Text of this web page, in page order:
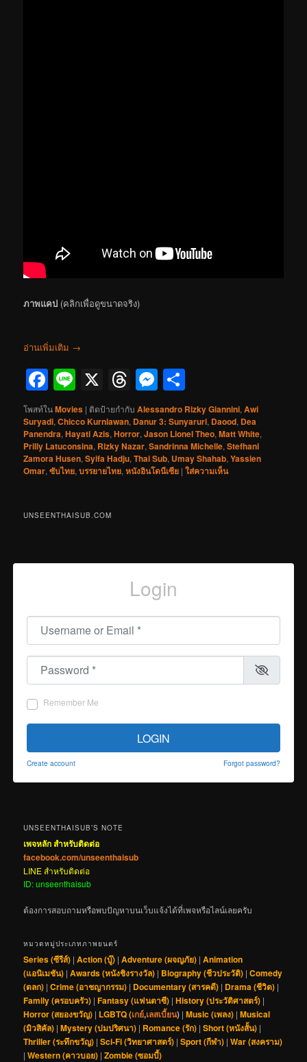
ภาพแคป (คลิกเพื่อดูขนาดจริง)
อ่านเพิ่มเติม →
Facebook
Line
X Threads
Messenger
โพสท์ในMovies | ติดป้ายกำกับ Alessandro Rizky Giannini,Awi
Suryadi,Chicco Kurniawan, Danur 3: Sunyaruri, Daood, Dea
Panendra,Hayati Azis,Horror,Jason Lionel Theo,Matt White,
Prilly Latuconsina, Rizky Nazar,Sandrinna Michelle,Stefhani
Zamora Husen,Syifa Hadju,Thai Sub, Umay Shahab,Yassien
Omar,ซับไทย,บรรยายไทย,หนังอินโดนีเซีย |ใส่ความเห็น
UNSEENTHAISUB.COM
Login
Username or Email
Password
Remember Me
LOGIN
Create account Forgot password?
UNSEENTHAISUB’S NOTE
เพจหลัก สำหรับติดต่อ
facebook.com/unseenthaisub
LINE สำหรับติดต่อ
ID: unseenthaisub
ต้องการสอบถามหรือพบปัญหาบนเว็บแจ้งได้ที่เพจหรือไลน์เลยครับ
หมวดหมู่ประเภทภาพยนตร์
Series (ซีรีส์) |Action (บู๊) |Adventure (ผจญภัย) |Animation
(แอนิเมชัน) |Awards (หนังชิงรางวัล) | Biography (ชีวประวัติ) |Comedy
(ตลก) |Crime (อาชญากรรม) | Documentary (สารคดี) | Drama (ชีวิต) |
Family (ครอบครัว) |Fantasy (แฟนตาซี) |History (ประวัติศาสตร์) |
Horror (สยองขวัญ) | LGBTQ (เกย์,เลสเบี้ยน) |Music (เพลง) |Musical
(มิวสิคัล) |Mystery (ปมปริศนา) | Romance (รัก) |Short (หนังสั้น) |
Thriller (ระทึกขวัญ) |Sci-Fi (วิทยาศาสตร์) |Sport (กีฬา) |War (สงคราม)
|Western (คาวบอย) |Zombie (ซอมบี้)